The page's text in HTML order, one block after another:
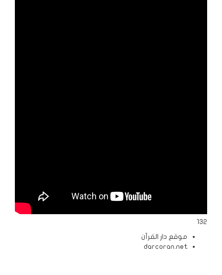
132
موقع دار القرآن
darcoran.net